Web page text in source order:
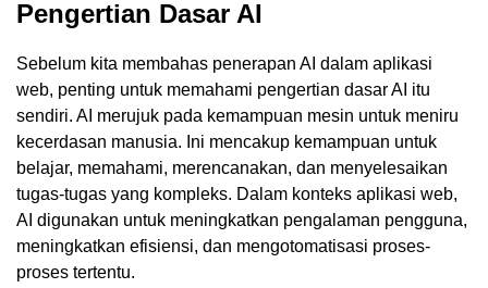
Pengertian Dasar AI
Sebelum kita membahas penerapan AI dalam aplikasi
web, penting untuk memahami pengertian dasar AI itu
sendiri. AI merujuk pada kemampuan mesin untuk meniru
kecerdasan manusia. Ini mencakup kemampuan untuk
belajar, memahami, merencanakan, dan menyelesaikan
tugas-tugas yang kompleks. Dalam konteks aplikasi web,
AI digunakan untuk meningkatkan pengalaman pengguna,
meningkatkan efisiensi, dan mengotomatisasi proses-
proses tertentu.